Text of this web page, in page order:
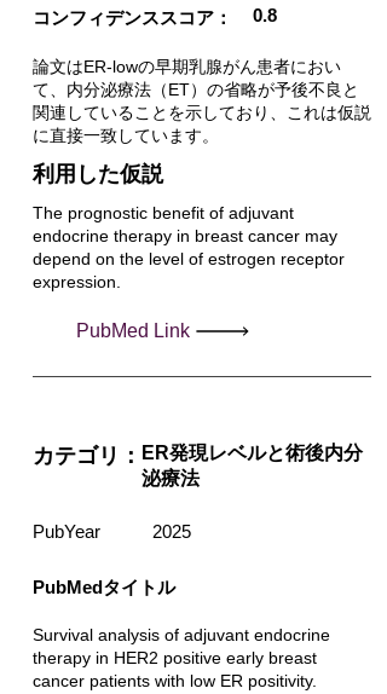
コンフィデンススコア： 0.8
論文はER-lowの早期乳腺がん患者におい
て、内分泌療法（ET）の省略が予後不良と
関連していることを示しており、これは仮説
に直接一致しています。
利用した仮説
The prognostic benefit of adjuvant
endocrine therapy in breast cancer may
depend on the level of estrogen receptor
expression.
PubMed Link
カテゴリ： ER発現レベルと術後内分
泌療法
PubYear 2025
PubMedタイトル
Survival analysis of adjuvant endocrine
therapy in HER2 positive early breast
cancer patients with low ER positivity.